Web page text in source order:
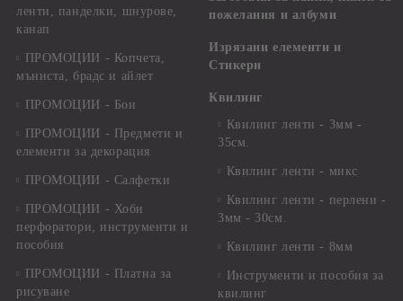
ленти, панделки, шнурове,
канап
ПРОМОЦИИ - Копчета,
мъниста, брадс и айлет
ПРОМОЦИИ - Бои
ПРОМОЦИИ - Предмети и
елементи за декорация
ПРОМОЦИИ - Салфетки
ПРОМОЦИИ - Хоби
перфоратори, инструменти и
пособия
ПРОМОЦИИ - Платна за
рисуване
пожелания и албуми
Изрязани елементи и
Стикери
Квилинг
Квилинг ленти - 3мм -
35см.
Квилинг ленти - микс
Квилинг ленти - перлени -
3мм - 30см.
Квилинг ленти - 8мм
Инструменти и пособия за
квилинг